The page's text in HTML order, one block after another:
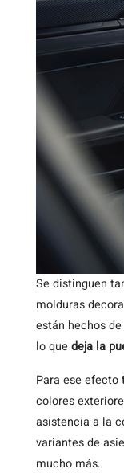
Se distinguen
molduras
están hechos
lo que deja la
Para ese efecto
colores
asistencia a la
variantes de
mucho más.